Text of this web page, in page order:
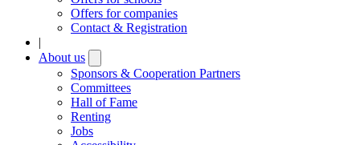
Offers for companies
Contact & Registration
|
About us
submenu
Sponsors & Cooperation Partners
Committees
Hall of Fame
Renting
Jobs